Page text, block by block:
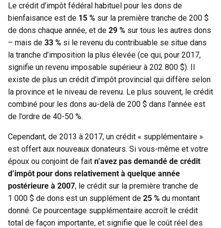
Le crédit d’impôt fédéral habituel pour les dons de
bienfaisance est de 15 % sur la première tranche de 200 $
de dons chaque année, et de 29 % sur tous les autres dons
– mais de 33 % si le revenu du contribuable se situe dans
la tranche d’imposition la plus élevée (ce qui, pour 2017,
signifie un revenu imposable supérieur à 202 800 $). Il
existe de plus un crédit d’impôt provincial qui diffère selon
la province et le niveau de revenu. Le plus souvent, le crédit
combiné pour les dons au-delà de 200 $ dans l’année est
de l’ordre de 40-50 %.
Cependant, de 2013 à 2017, un crédit « supplémentaire »
est offert aux nouveaux donateurs. Si vous-même et votre
époux ou conjoint de fait n’avez pas demandé de crédit
d’impôt pour dons relativement à quelque année
postérieure à 2007, le crédit sur la première tranche de
1 000 $ de dons est un supplément de 25 % du montant
donné. Ce pourcentage supplémentaire accroît le crédit
total de façon importante, et signifie que le coût réel des